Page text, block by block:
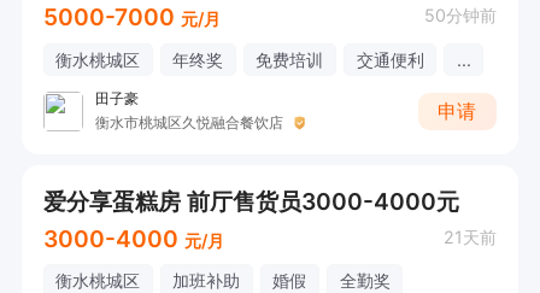
5000-7000 元/月 50分钟前
衡水桃城区 年终奖 免费培训 交通便利 ...
田子豪
衡水市桃城区久悦融合餐饮店
申请
爱分享蛋糕房 前厅售货员3000-4000元
3000-4000 元/月 21天前
衡水桃城区 加班补助 婚假 全勤奖